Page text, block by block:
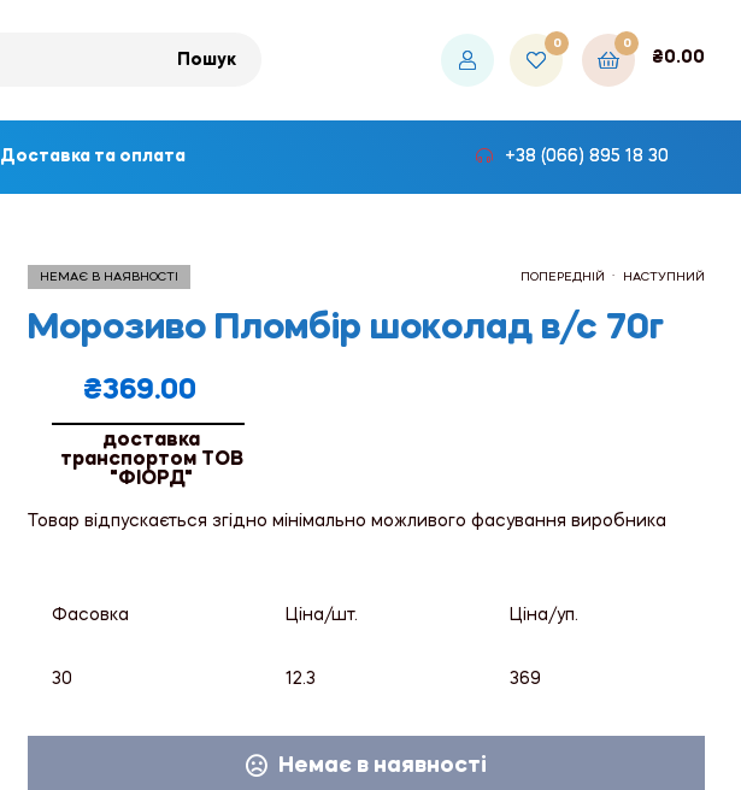
Пошук
0 0
₴0.00
Доставка та оплата +38 (066) 895 18 30
ПОПЕРЕДНІЙ НАСТУПНИЙ
НЕМАЄ В НАЯВНОСТІ
Морозиво Пломбір шоколад в/с 70г
₴369.00
доставка
транспортом ТОВ
"ФІОРД"
Товар відпускається згідно мінімально можливого фасування виробника
Фасовка Ціна/шт. Ціна/уп.
30 12.3 369
Немає в наявності